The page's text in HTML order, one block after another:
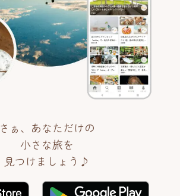
さぁ、あなただけの
小さな旅を
見つけましょう♪